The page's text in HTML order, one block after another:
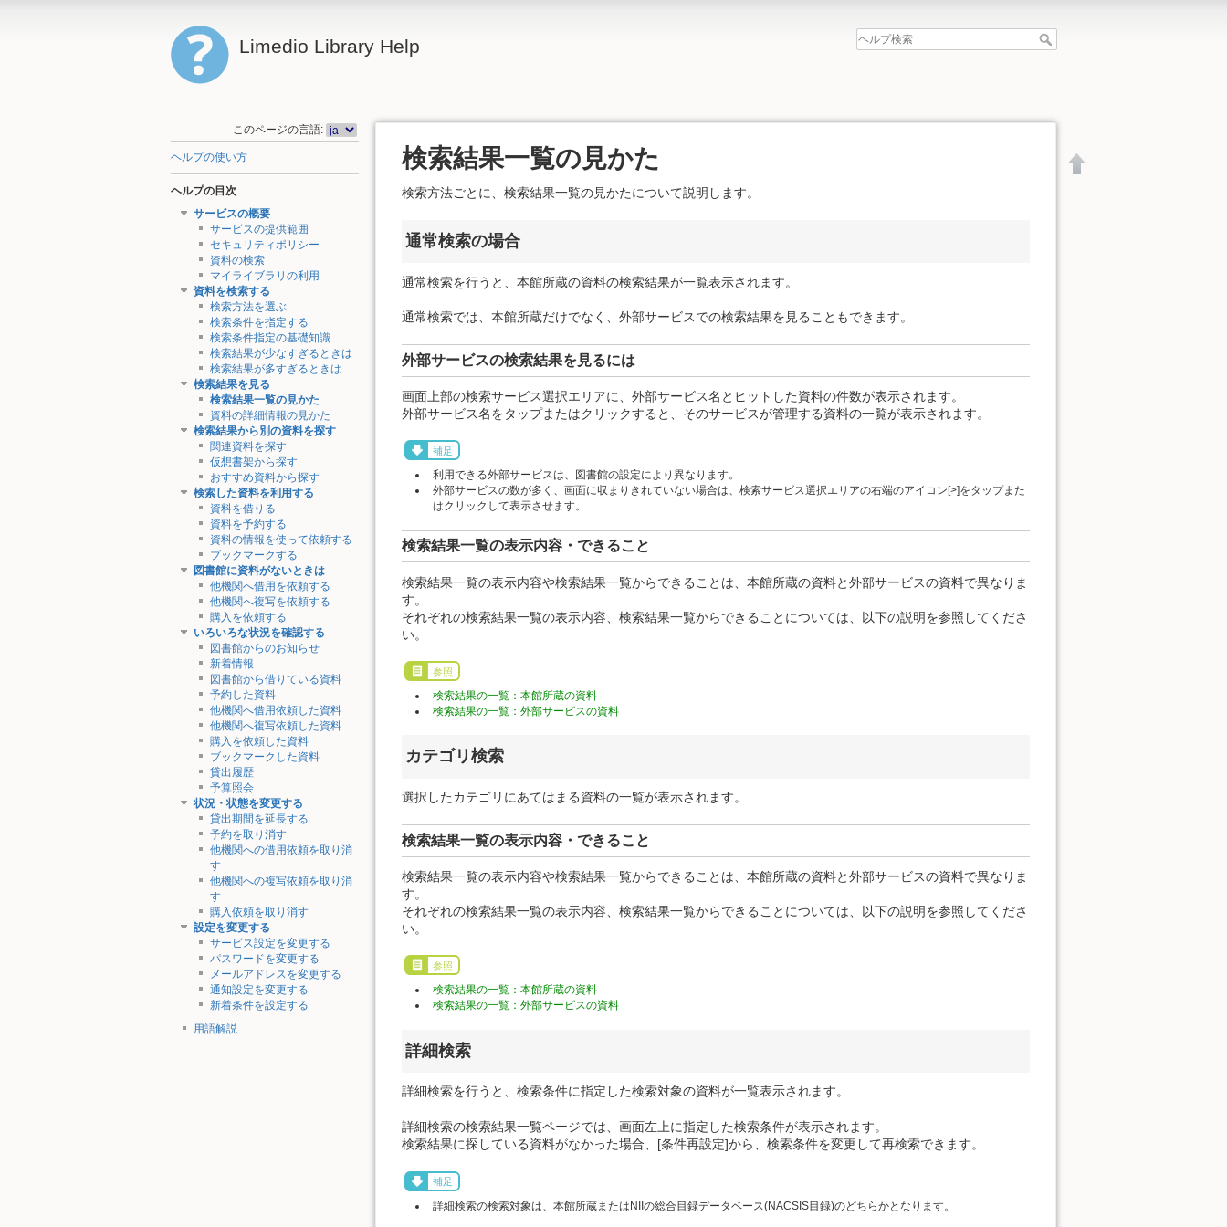
Limedio Library Help
このページの言語:
ヘルプの使い方
ヘルプの目次
サービスの概要
サービスの提供範囲
セキュリティポリシー
資料の検索
マイライブラリの利用
資料を検索する
検索方法を選ぶ
検索条件を指定する
検索条件指定の基礎知識
検索結果が少なすぎるときは
検索結果が多すぎるときは
検索結果を見る
検索結果一覧の見かた
資料の詳細情報の見かた
検索結果から別の資料を探す
関連資料を探す
仮想書架から探す
おすすめ資料から探す
検索した資料を利用する
資料を借りる
資料を予約する
資料の情報を使って依頼する
ブックマークする
図書館に資料がないときは
他機関へ借用を依頼する
他機関へ複写を依頼する
購入を依頼する
いろいろな状況を確認する
図書館からのお知らせ
新着情報
図書館から借りている資料
予約した資料
他機関へ借用依頼した資料
他機関へ複写依頼した資料
購入を依頼した資料
ブックマークした資料
貸出履歴
予算照会
状況・状態を変更する
貸出期間を延長する
予約を取り消す
他機関への借用依頼を取り消
す
他機関への複写依頼を取り消
す
購入依頼を取り消す
設定を変更する
サービス設定を変更する
パスワードを変更する
メールアドレスを変更する
通知設定を変更する
新着条件を設定する
用語解説
検索結果一覧の見かた
検索方法ごとに、検索結果一覧の見かたについて説明します。
通常検索の場合
通常検索を行うと、本館所蔵の資料の検索結果が一覧表示されます。
通常検索では、本館所蔵だけでなく、外部サービスでの検索結果を見ることもできます。
外部サービスの検索結果を見るには
画面上部の検索サービス選択エリアに、外部サービス名とヒットした資料の件数が表示されます。
外部サービス名をタップまたはクリックすると、そのサービスが管理する資料の一覧が表示されます。
補足
利用できる外部サービスは、図書館の設定により異なります。
外部サービスの数が多く、画面に収まりきれていない場合は、検索サービス選択エリアの右端のアイコン[>]をタップまた
はクリックして表示させます。
検索結果一覧の表示内容・できること
検索結果一覧の表示内容や検索結果一覧からできることは、本館所蔵の資料と外部サービスの資料で異なりま
す。
それぞれの検索結果一覧の表示内容、検索結果一覧からできることについては、以下の説明を参照してくださ
い。
参照
検索結果の一覧：本館所蔵の資料
検索結果の一覧：外部サービスの資料
カテゴリ検索
選択したカテゴリにあてはまる資料の一覧が表示されます。
検索結果一覧の表示内容・できること
検索結果一覧の表示内容や検索結果一覧からできることは、本館所蔵の資料と外部サービスの資料で異なりま
す。
それぞれの検索結果一覧の表示内容、検索結果一覧からできることについては、以下の説明を参照してくださ
い。
参照
検索結果の一覧：本館所蔵の資料
検索結果の一覧：外部サービスの資料
詳細検索
詳細検索を行うと、検索条件に指定した検索対象の資料が一覧表示されます。
詳細検索の検索結果一覧ページでは、画面左上に指定した検索条件が表示されます。
検索結果に探している資料がなかった場合、[条件再設定]から、検索条件を変更して再検索できます。
補足
詳細検索の検索対象は、本館所蔵またはNIIの総合目録データベース(NACSIS目録)のどちらかとなります。